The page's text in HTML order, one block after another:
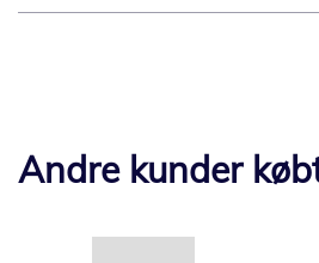
Andre kunder